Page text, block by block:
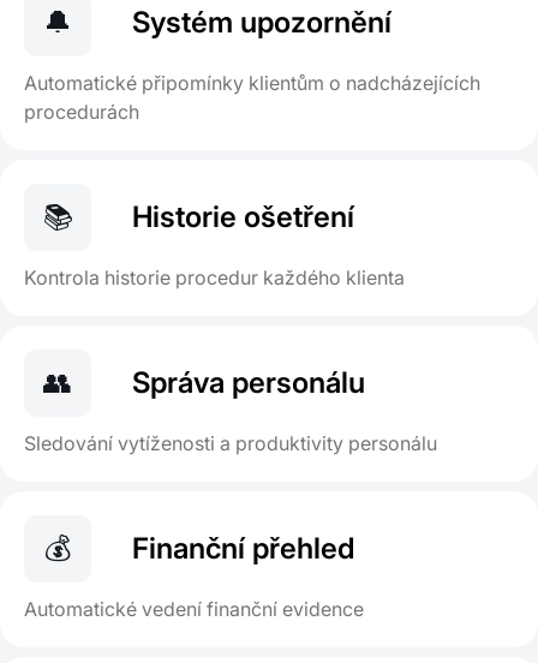
🔔 Systém upozornění
Automatické připomínky klientům o nadcházejících
procedurách
📚 Historie ošetření
Kontrola historie procedur každého klienta
👥 Správa personálu
Sledování vytíženosti a produktivity personálu
💰 Finanční přehled
Automatické vedení finanční evidence